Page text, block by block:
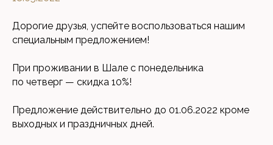
Дорогие друзья, успейте воспользоваться нашим
специальным предложением!
При проживании в Шале с понедельника
по четверг — скидка 10%!
Предложение действительно до 01.06.2022 кроме
выходных и праздничных дней.